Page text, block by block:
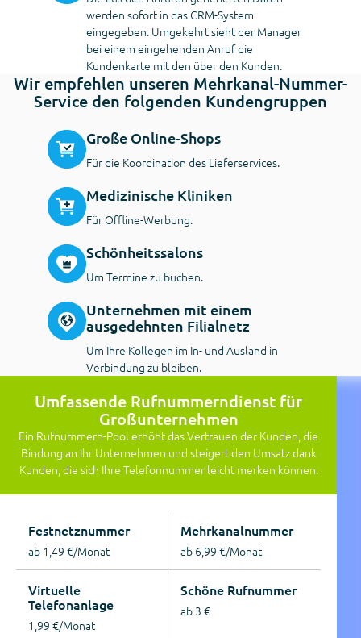
werden sofort in das CRM-System
eingegeben. Umgekehrt sieht der Manager
bei einem eingehenden Anruf die
Kundenkarte mit den über den Kunden.
Wir empfehlen unseren Mehrkanal-Nummer-
Service den folgenden Kundengruppen
Große Online-Shops
Für die Koordination des Lieferservices.
Medizinische Kliniken
Für Offline-Werbung.
Schönheitssalons
Um Termine zu buchen.
Unternehmen mit einem
ausgedehnten Filialnetz
Um Ihre Kollegen im In- und Ausland in
Verbindung zu bleiben.
Umfassende Rufnummerndienst für
Großunternehmen
Ein Rufnummern-Pool erhöht das Vertrauen der Kunden, die
Bindung an Ihr Unternehmen und steigert den Umsatz dank
Kunden, die sich Ihre Telefonnummer leicht merken können.
Festnetznummer
ab 1,49 €/Monat
Mehrkanalnummer
ab 6,99 €/Monat
Virtuelle
Telefonanlage
1,99 €/Monat
Schöne Rufnummer
ab 3 €